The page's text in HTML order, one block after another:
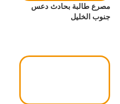
مصرع طالبة بحادث دعس
جنوب الخليل